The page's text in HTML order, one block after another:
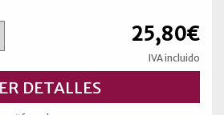
25,80€
IVA incluido
DETALLES